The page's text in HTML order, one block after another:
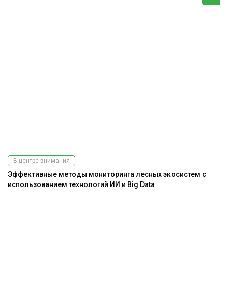
В центре внимания
Эффективные методы мониторинга лесных экосистем с
использованием технологий ИИ и Big Data